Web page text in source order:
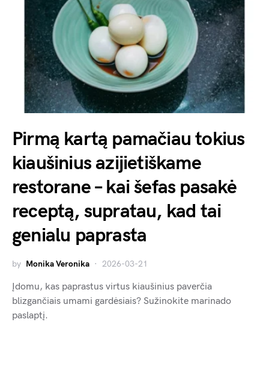
Pirmą kartą pamačiau tokius
kiaušinius azijietiškame
restorane – kai šefas pasakė
receptą, supratau, kad tai
genialu paprasta
by Monika Veronika 2026-03-21
Įdomu, kas paprastus virtus kiaušinius paverčia
blizgančiais umami gardėsiais? Sužinokite marinado
paslaptį.